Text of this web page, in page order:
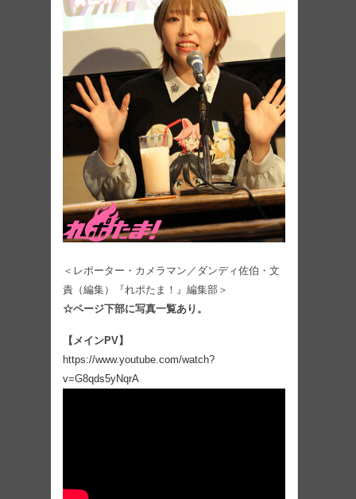
＜レポーター・カメラマン／ダンディ佐伯・文
責（編集）『れポたま！』編集部＞
☆ページ下部に写真一覧あり。
【メインPV】
https://www.youtube.com/watch?
v=G8qds5yNqrA